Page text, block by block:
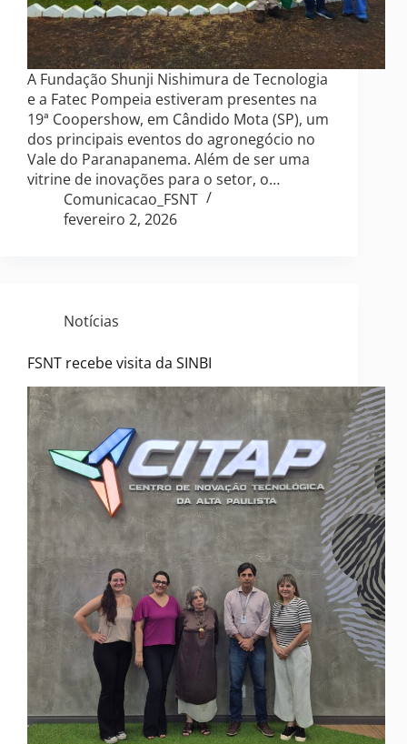
A Fundação Shunji Nishimura de Tecnologia
e a Fatec Pompeia estiveram presentes na
19ª Coopershow, em Cândido Mota (SP), um
dos principais eventos do agronegócio no
Vale do Paranapanema. Além de ser uma
vitrine de inovações para o setor, o…
Comunicacao_FSNT
fevereiro 2, 2026
Notícias
FSNT recebe visita da SINBI